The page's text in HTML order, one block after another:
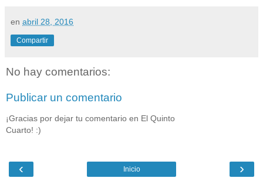
en abril 28, 2016
Compartir
No hay comentarios:
Publicar un comentario
¡Gracias por dejar tu comentario en El Quinto
Cuarto! :)
‹ ›
Inicio